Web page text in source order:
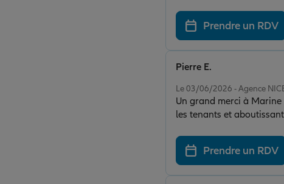
Prendre un RDV
Le 03/06/2026 - Agence
Un grand merci à
les tenants et
Pierre E.
Prendre un RDV